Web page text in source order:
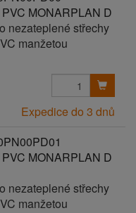
MONARPLAN D
nezateplené střechy
manžetou
Expedice do 3 dnů
MONARPLAN D
nezateplené střechy
manžetou